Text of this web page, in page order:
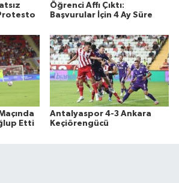
Öğrenci Affı Çıktı:
Başvurular İçin 4 Ay Süre
Etti
Antalyaspor 4-3 Ankara
Keçiörengücü